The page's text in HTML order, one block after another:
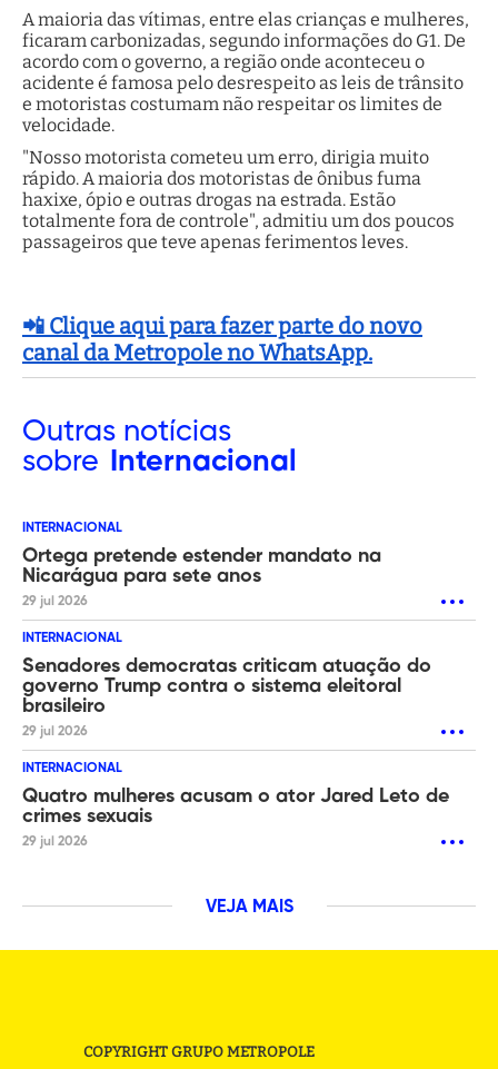
A maioria das vítimas, entre elas crianças e mulheres,
ficaram carbonizadas, segundo informações do G1. De
acordo com o governo, a região onde aconteceu o
acidente é famosa pelo desrespeito as leis de trânsito
e motoristas costumam não respeitar os limites de
velocidade.
"Nosso motorista cometeu um erro, dirigia muito
rápido. A maioria dos motoristas de ônibus fuma
haxixe, ópio e outras drogas na estrada. Estão
totalmente fora de controle", admitiu um dos poucos
passageiros que teve apenas ferimentos leves.
📲 Clique aqui para fazer parte do novo
canal da Metropole no WhatsApp.
Outras notícias
sobre
Internacional
INTERNACIONAL
Ortega pretende estender mandato na
Nicarágua para sete anos
29 jul 2026
INTERNACIONAL
Senadores democratas criticam atuação do
governo Trump contra o sistema eleitoral
brasileiro
29 jul 2026
INTERNACIONAL
Quatro mulheres acusam o ator Jared Leto de
crimes sexuais
29 jul 2026
VEJA MAIS
COPYRIGHT GRUPO METROPOLE